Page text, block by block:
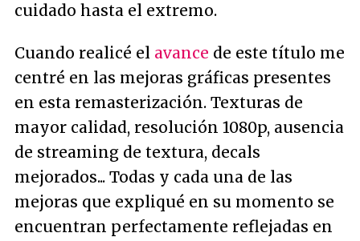
cuidado hasta el extremo.
Cuando realicé el avance de este título me
centré en las mejoras gráficas presentes
en esta remasterización. Texturas de
mayor calidad, resolución 1080p, ausencia
de streaming de textura, decals
mejorados... Todas y cada una de las
mejoras que expliqué en su momento se
encuentran perfectamente reflejadas en